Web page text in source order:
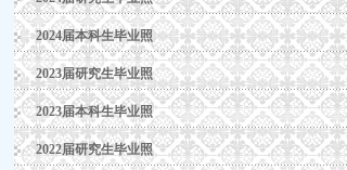
2024届本科生毕业照
2023届研究生毕业照
2023届本科生毕业照
2022届研究生毕业照